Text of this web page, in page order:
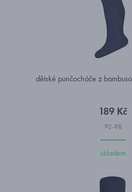
dětské punčocháče z
189 Kč
92-98
skladem